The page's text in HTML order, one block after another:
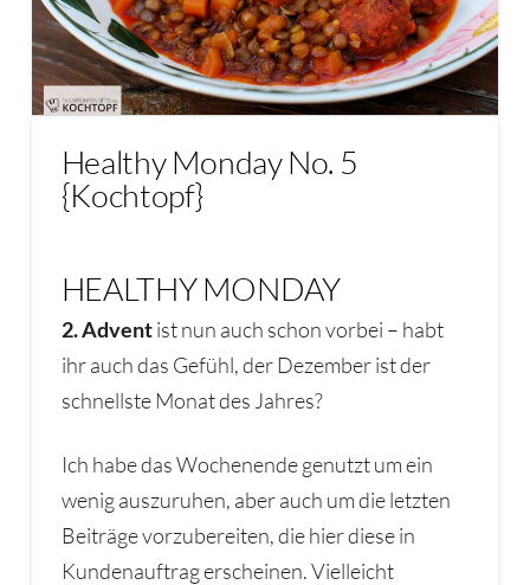
Healthy Monday No. 5
{Kochtopf}
HEALTHY MONDAY
2. Adventist nun auch schon vorbei – habt
ihr auch das Gefühl, der Dezember ist der
schnellste Monat des Jahres?
Ich habe das Wochenende genutzt um ein
wenig auszuruhen, aber auch um die letzten
Beiträge vorzubereiten, die hier diese in
Kundenauftrag erscheinen. Vielleicht